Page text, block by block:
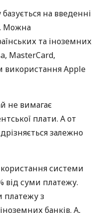
на введенні
Можна
та іноземних
MasterCard,
використання Apple
не вимагає
плати. А от
залежно
системи
від суми платежу.
платежу з
банків. А,